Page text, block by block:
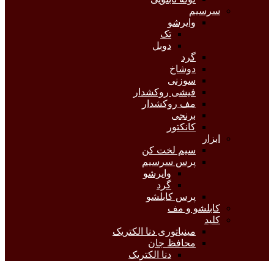
سرسیم
وایرشو
تک
دوبل
گرد
دوشاخ
سوزنی
فیشی روکشدار
مف روکشدار
برنجی
کانکتور
ابزار
سیم لخت کن
پرس سرسیم
وایرشو
گرد
پرس کابلشو
کابلشو و مف
کلید
مینیاتوری دنا الکتریک
محافظ جان
دنا الکتریک